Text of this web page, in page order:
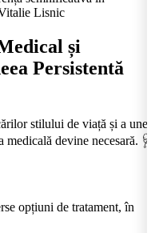
Lisnic
și
Persistentă
stilului de viață și a unei
devine necesară. 🩺
opțiuni de tratament, în